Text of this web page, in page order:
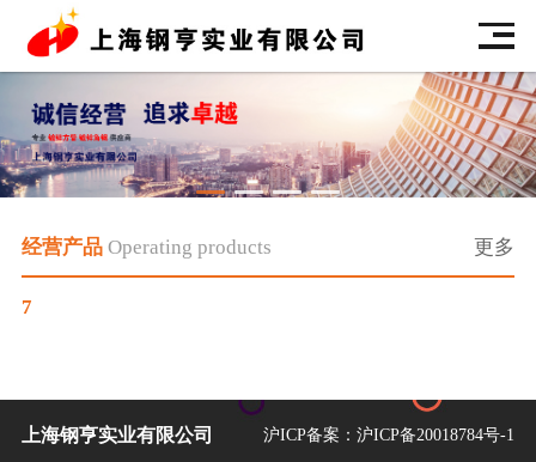
经营产品 Operating products 更多
7
上海钢亨实业有限公司 沪ICP备案：沪ICP备20018784号-1